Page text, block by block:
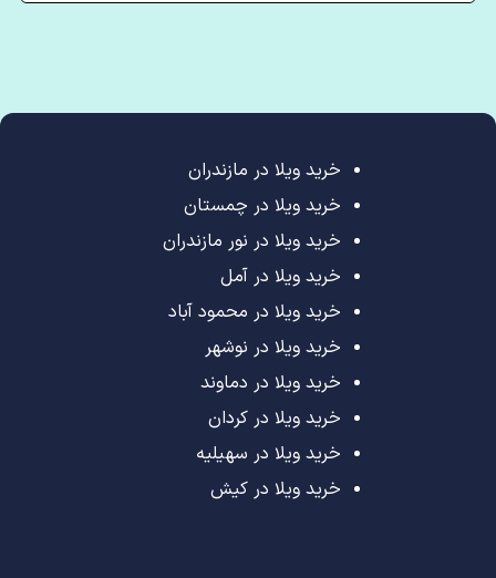
خرید ویلا در مازندران
خرید ویلا در چمستان
خرید ویلا در نور مازندران
خرید ویلا در آمل
خرید ویلا در محمود آباد
خرید ویلا در نوشهر
خرید ویلا در دماوند
خرید ویلا در کردان
خرید ویلا در سهیلیه
خرید ویلا در کیش